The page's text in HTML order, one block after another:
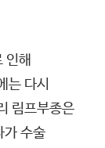
인해
는 다시
림프부종은
가 수술